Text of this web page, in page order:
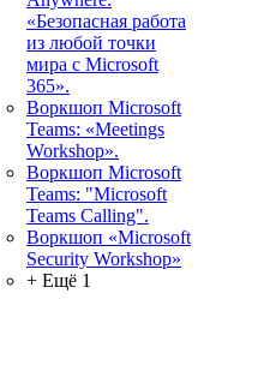
«Безопасная работа
из любой точки
мира с Microsoft
365».
Воркшоп Microsoft
Teams: «Meetings
Workshop».
Воркшоп Microsoft
Teams: "Microsoft
Teams Calling".
Воркшоп «Microsoft
Security Workshop»
+ Ещё 1